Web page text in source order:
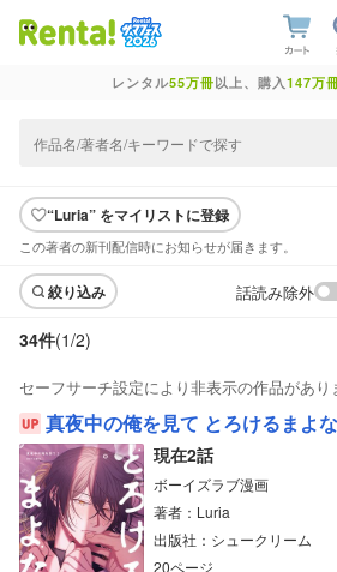
レンタル55万冊以上、購入147万
“Luria” をマイリストに登録
この著者の新刊配信時にお知らせが届きます。
絞り込み 話読み除外
34件(1/2)
セーフサーチ設定により非表示の作品があり
真夜中の俺を見て とろけるまよ
現在2話
ボーイズラブ漫画
著者：Luria
出版社：シュークリーム
20ページ